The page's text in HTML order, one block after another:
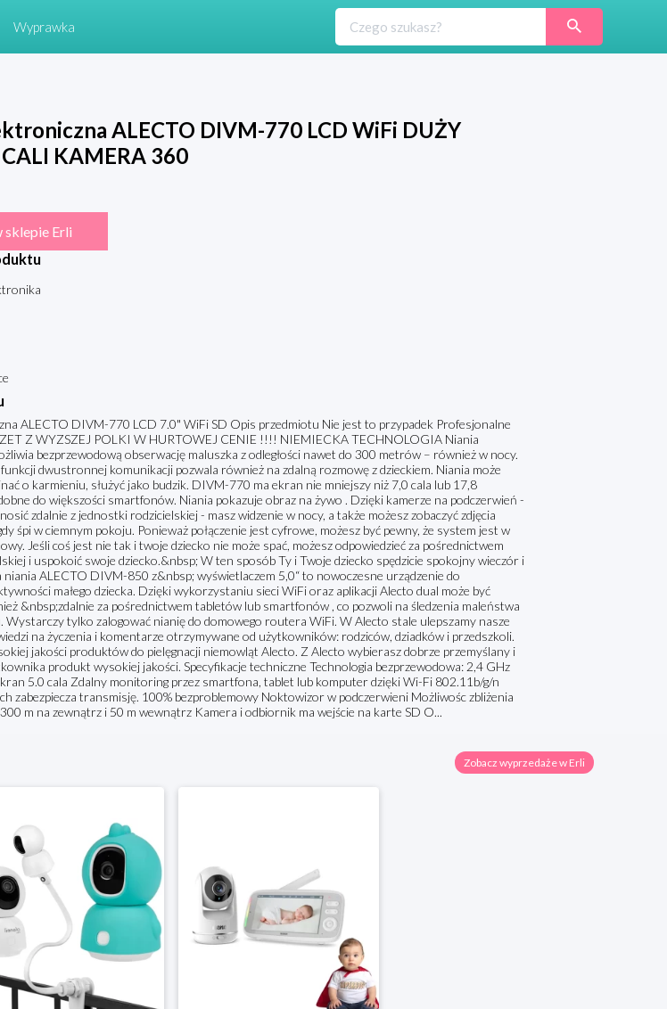
Wyprawka
ALECTO DIVM-770 LCD WiFi DUŻY
KAMERA 360
sklepie Erli
ALECTO DIVM-770 LCD 7.0" WiFi SD Opis przedmiotu Nie jest to przypadek Profesjonalne
Z WYZSZEJ POLKI W HURTOWEJ CENIE !!!! NIEMIECKA TECHNOLOGIA Niania
bezprzewodową obserwację maluszka z odległości nawet do 300 metrów – również w nocy.
dwustronnej komunikacji pozwala również na zdalną rozmowę z dzieckiem. Niania może
o karmieniu, służyć jako budzik. DIVM-770 ma ekran nie mniejszy niż 7,0 cala lub 17,8
do większości smartfonów. Niania pokazuje obraz na żywo . Dzięki kamerze na podczerwień -
zdalnie z jednostki rodzicielskiej - masz widzenie w nocy, a także możesz zobaczyć zdjęcia
śpi w ciemnym pokoju. Ponieważ połączenie jest cyfrowe, możesz być pewny, że system jest w
Jeśli coś jest nie tak i twoje dziecko nie może spać, możesz odpowiedzieć za pośrednictwem
i uspokoić swoje dziecko.&nbsp; W ten sposób Ty i Twoje dziecko spędzicie spokojny wieczór i
ALECTO DIVM-850 z&nbsp; wyświetlaczem 5,0“ to nowoczesne urządzenie do
małego dziecka. Dzięki wykorzystaniu sieci WiFi oraz aplikacji Alecto dual może być
&nbsp;zdalnie za pośrednictwem tabletów lub smartfonów , co pozwoli na śledzenia maleństwa
Wystarczy tylko zalogować nianię do domowego routera WiFi. W Alecto stale ulepszamy nasze
na życzenia i komentarze otrzymywane od użytkowników: rodziców, dziadków i przedszkoli.
jakości produktów do pielęgnacji niemowląt Alecto. Z Alecto wybierasz dobrze przemyślany i
produkt wysokiej jakości. Specyfikacje techniczne Technologia bezprzewodowa: 2,4 GHz
5.0 cala Zdalny monitoring przez smartfona, tablet lub komputer dzięki Wi-Fi 802.11b/g/n
zabezpiecza transmisję. 100% bezproblemowy Noktowizor w podczerwieni Możliwośc zbliżenia
m na zewnątrz i 50 m wewnątrz Kamera i odbiornik ma wejście na karte SD O...
Zobacz wyprzedaże w Erli